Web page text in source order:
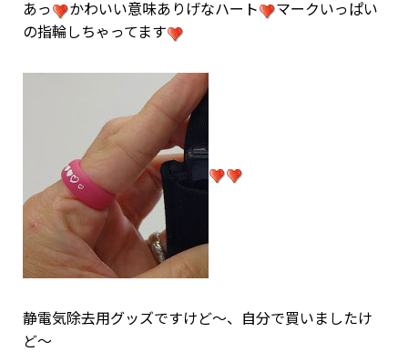
あっ かわいい意味ありげなハート
マークいっぱい
の指輪しちゃってます
静電気除去用グッズですけど～、自分で買いましたけ
ど～